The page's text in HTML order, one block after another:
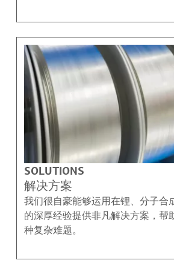
SOLUTIONS
解决方案
我们很自豪能够运用在锂、分子合
的深厚经验提供非凡解决方案，帮
种复杂难题。